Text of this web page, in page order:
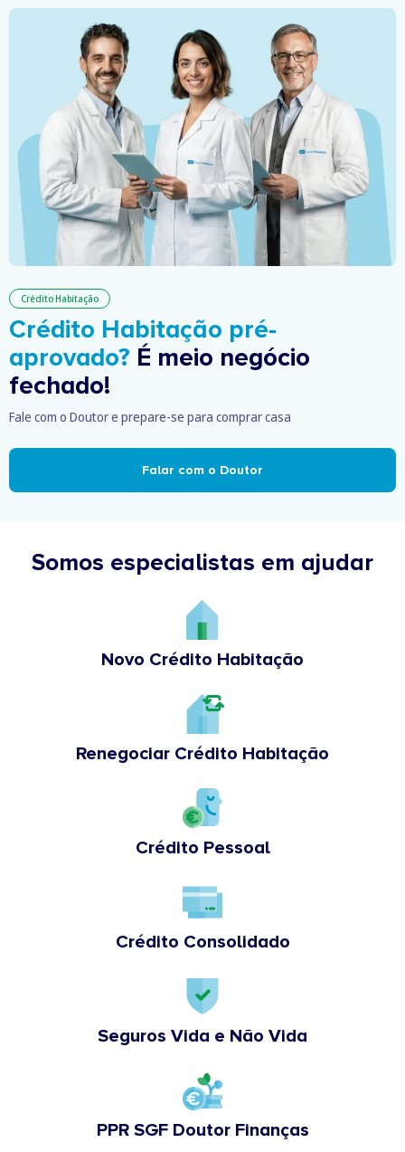
Crédito Habitação
Crédito Habitação pré-
aprovado? É meio negócio
fechado!
Fale com o Doutor e prepare-se para comprar casa
Falar com o Doutor
Somos especialistas em ajudar
Novo Crédito Habitação
Renegociar Crédito Habitação
Crédito Pessoal
Crédito Consolidado
Seguros Vida e Não Vida
PPR SGF Doutor Finanças